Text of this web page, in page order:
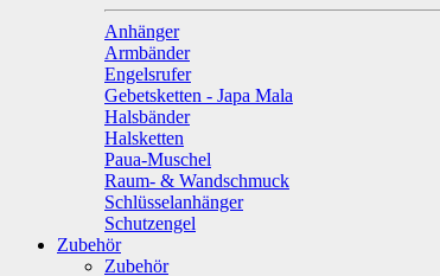
Anhänger
Armbänder
Engelsrufer
Gebetsketten - Japa Mala
Halsbänder
Halsketten
Paua-Muschel
Raum- & Wandschmuck
Schlüsselanhänger
Schutzengel
Zubehör
Zubehör